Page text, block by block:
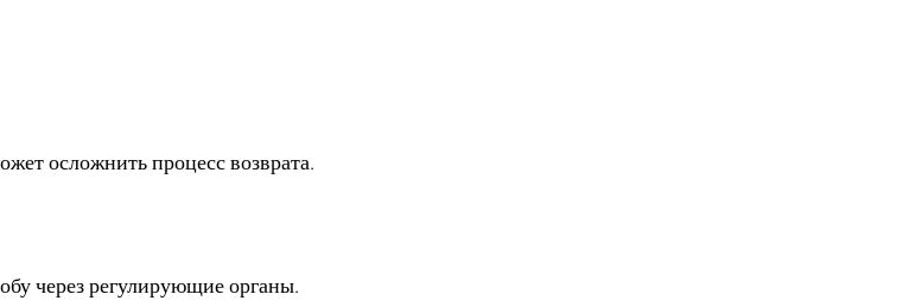
осложнить процесс возврата.
через регулирующие органы.